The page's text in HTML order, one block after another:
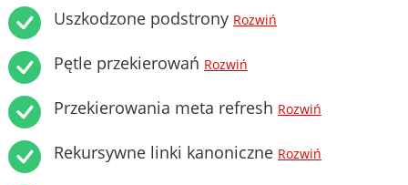
Uszkodzone podstrony Rozwiń
Pętle przekierowań Rozwiń
Przekierowania meta refresh Rozwiń
Rekursywne linki kanoniczne Rozwiń